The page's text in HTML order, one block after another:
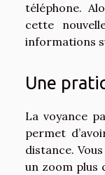
téléphone.
cette
informations
Une
La voyance
permet
distance.
un zoom plus